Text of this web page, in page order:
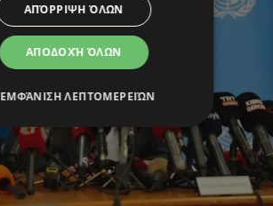
ΑΠΟΔΟΧΉ ΌΛΩΝ
ΑΠΌΡΡΙΨΗ ΌΛΩΝ
ΕΜΦΆΝΙΣΗ ΛΕΠΤΟΜΕΡΕΙΏΝ